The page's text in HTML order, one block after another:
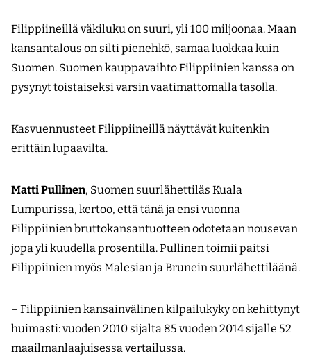
Filippiineillä väkiluku on suuri, yli 100 miljoonaa. Maan
kansantalous on silti pienehkö, samaa luokkaa kuin
Suomen. Suomen kauppavaihto Filippiinien kanssa on
pysynyt toistaiseksi varsin vaatimattomalla tasolla.
Kasvuennusteet Filippiineillä näyttävät kuitenkin
erittäin lupaavilta.
Matti Pullinen, Suomen suurlähettiläs Kuala
Lumpurissa, kertoo, että tänä ja ensi vuonna
Filippiinien bruttokansantuotteen odotetaan nousevan
jopa yli kuudella prosentilla. Pullinen toimii paitsi
Filippiinien myös Malesian ja Brunein suurlähettiläänä.
– Filippiinien kansainvälinen kilpailukyky on kehittynyt
huimasti: vuoden 2010 sijalta 85 vuoden 2014 sijalle 52
maailmanlaajuisessa vertailussa.